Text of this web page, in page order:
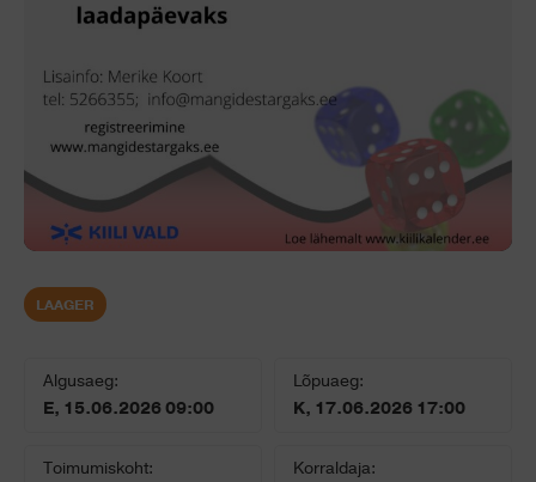
LAAGER
Algusaeg:
E, 15.06.2026 09:00
Lõpuaeg:
K, 17.06.2026 17:00
Toimumiskoht:
Korraldaja: